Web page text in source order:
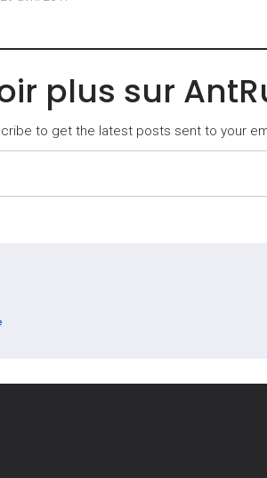
plus sur
to get the latest posts sent to your